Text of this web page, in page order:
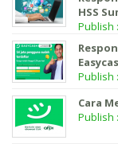
HSS
Publish
Publish
Cara
Publish